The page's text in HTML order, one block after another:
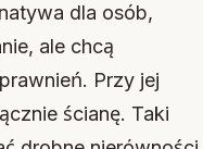
dla osób,
ale chcą
Przy jej
ścianę. Taki